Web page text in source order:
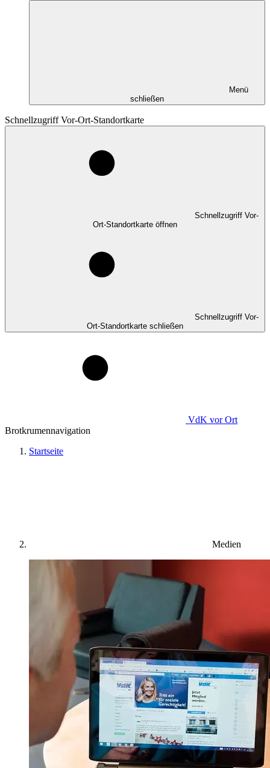
Menü
schließen
Schnellzugriff Vor-Ort-Standortkarte
Schnellzugriff Vor-
Ort-Standortkarte öffnen
Schnellzugriff Vor-
Ort-Standortkarte schließen
VdK vor Ort
Brotkrumennavigation
Startseite
Medien